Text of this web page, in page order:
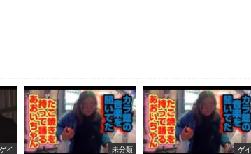
ゲイ 未分類 ゲイ